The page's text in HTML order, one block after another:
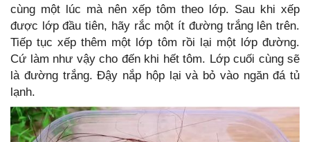
cùng một lúc mà nên xếp tôm theo lớp. Sau khi xếp
được lớp đầu tiên, hãy rắc một ít đường trắng lên trên.
Tiếp tục xếp thêm một lớp tôm rồi lại một lớp đường.
Cứ làm như vậy cho đến khi hết tôm. Lớp cuối cùng sẽ
là đường trắng. Đậy nắp hộp lại và bỏ vào ngăn đá tủ
lạnh.